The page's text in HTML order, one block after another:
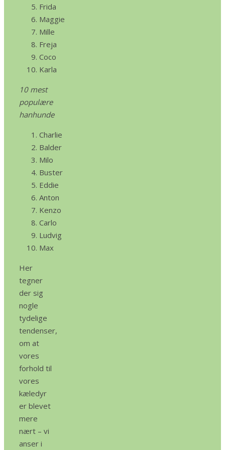
Frida
Maggie
Mille
Freja
Coco
Karla
10 mest
populære
hanhunde
Charlie
Balder
Milo
Buster
Eddie
Anton
Kenzo
Carlo
Ludvig
Max
Her
tegner
der sig
nogle
tydelige
tendenser,
om at
vores
forhold til
vores
kæledyr
er blevet
mere
nært – vi
anser i